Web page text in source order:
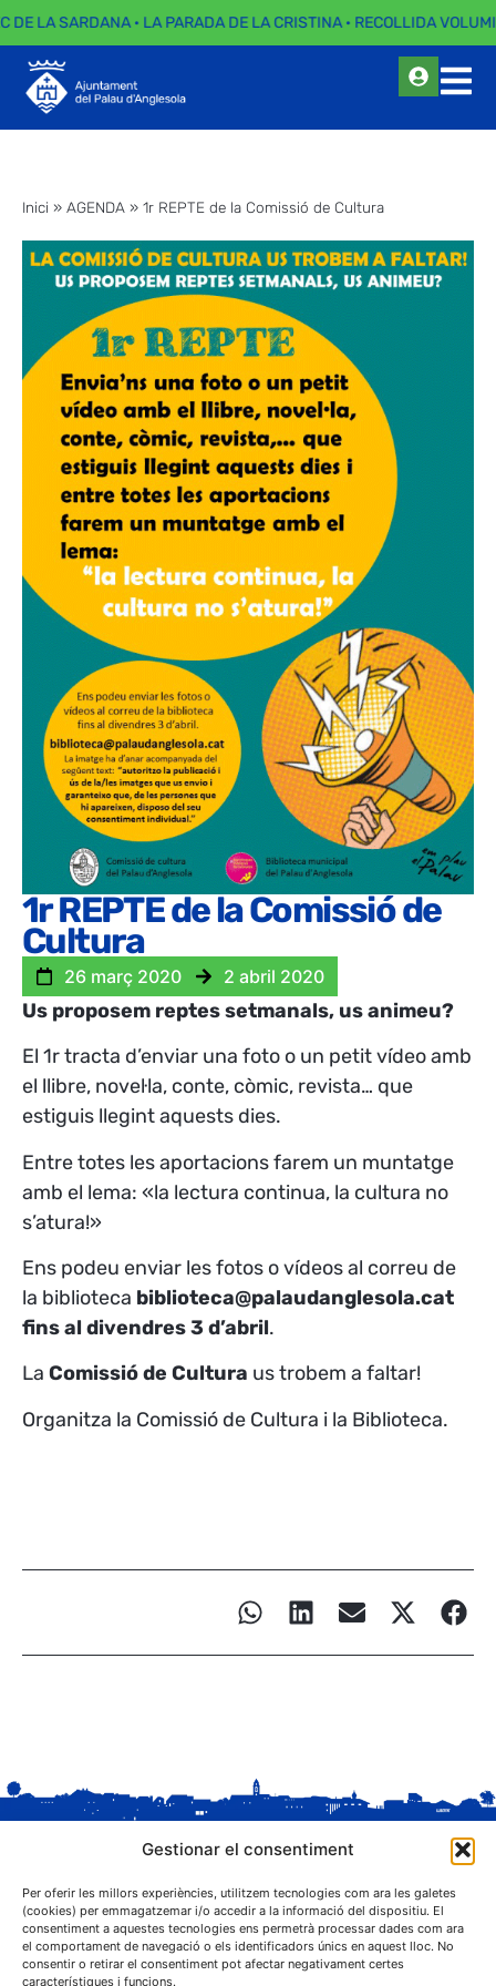
Gestionar el consentiment
Per oferir les millors experiències, utilitzem tecnologies com ara les galetes
(cookies) per emmagatzemar i/o accedir a la informació del dispositiu. El
consentiment a aquestes tecnologies ens permetrà processar dades com ara
el comportament de navegació o els identificadors únics en aquest lloc. No
consentir o retirar el consentiment pot afectar negativament certes
característiques i funcions.
DE LA SARDANA · LA PARADA DE LA CRISTINA · RECOLLIDA
Inici » AGENDA » 1r REPTE de la Comissió de Cultura
1r REPTE de la Comissió de
Cultura
26 març 2020 2 abril 2020
Us proposem reptes setmanals, us animeu?
El 1r tracta d’enviar una foto o un petit vídeo amb
el llibre, novel·la, conte, còmic, revista… que
estiguis llegint aquests dies.
Entre totes les aportacions farem un muntatge
amb el lema: «la lectura continua, la cultura no
s’atura!»
Ens podeu enviar les fotos o vídeos al correu de
la biblioteca biblioteca@palaudanglesola.cat
fins al divendres 3 d’abril.
La Comissió de Cultura us trobem a faltar!
Organitza la Comissió de Cultura i la Biblioteca.
C. Sant Josep, 1
25243 El Palau d'Anglesola (Pla d'Urgell)